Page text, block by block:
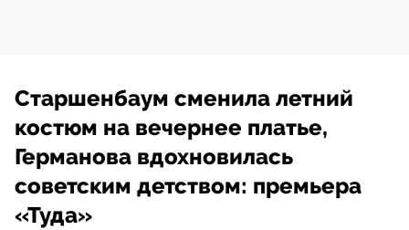
Старшенбаум сменила летний
костюм на вечернее платье,
Германова вдохновилась
советским детством: премьера
«Туда»